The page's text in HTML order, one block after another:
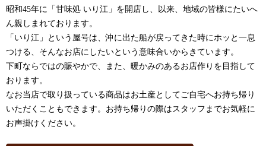
昭和45年に「甘味処 いり江」を開店し、以来、地域の皆様にたいへ
ん親しまれております。
「いり江」という屋号は、沖に出た船が戻ってきた時にホッと一息
つける、そんなお店にしたいという意味合いからきています。
下町ならではの賑やかで、また、暖かみのあるお店作りを目指して
おります。
なお当店で取り扱っている商品はお土産としてご自宅へお持ち帰り
いただくこともできます。お持ち帰りの際はスタッフまでお気軽に
お声掛けください。